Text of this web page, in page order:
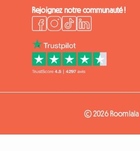
Rejoignez notre communauté !
© 2026 Roomlala